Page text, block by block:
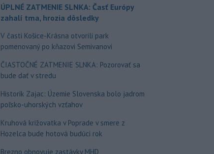
ÚPLNÉ ZATMENIE SLNKA: Časť Európy
zahalí tma, hrozia dôsledky
V časti Košice-Krásna otvorili park
pomenovaný po kňazovi Semivanovi
ČIASTOČNÉ ZATMENIE SLNKA: Pozorovať sa
bude dať v stredu
Historik Zajac: Územie Slovenska bolo jadrom
poľsko-uhorských vzťahov
Kruhová križovatka v Poprade v smere z
Hozelca bude hotová budúci rok
Brezno obnovuje zastávky MHD